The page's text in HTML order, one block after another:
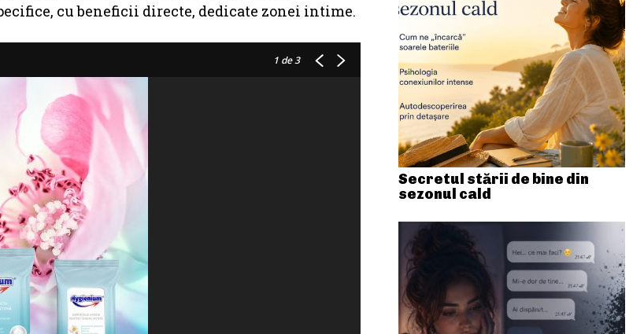
cu beneficii directe, dedicate zonei intime.
1 de 3
Secretul stării de bine din
sezonul cald